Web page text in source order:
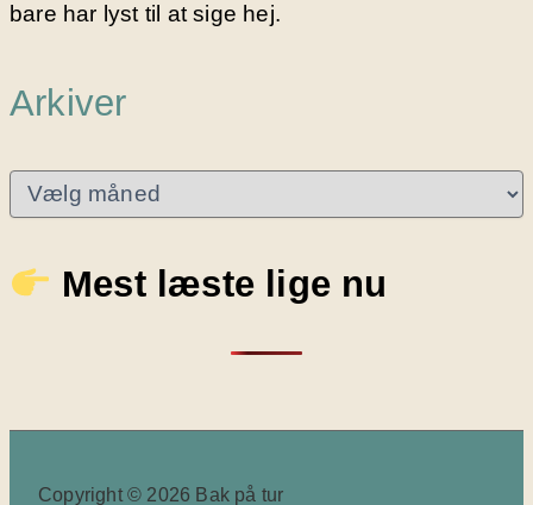
bare har lyst til at sige hej.
Arkiver
v
e
Mest læste lige nu
Copyright © 2026 Bak på tur